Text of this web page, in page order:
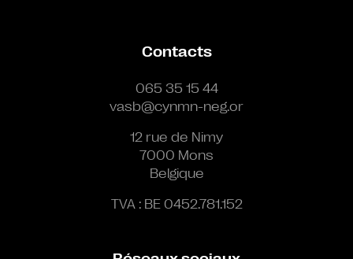
Contacts
065 35 15 44
vasb@cynmn-neg.or
12 rue de Nimy
7000 Mons
Belgique
TVA : BE 0452.781.152